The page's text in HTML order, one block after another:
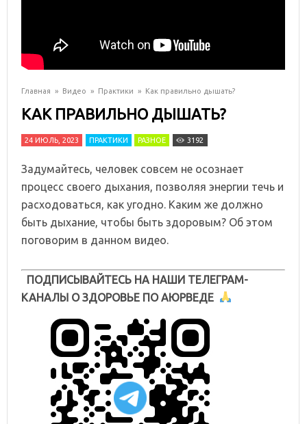
Главная » Видео » Практики » Как правильно дышать?
КАК ПРАВИЛЬНО ДЫШАТЬ?
24 ИЮЛЬ, 2023 ПРАКТИКИ РАЗНОЕ 3192
Задумайтесь, человек совсем не осознает
процесс своего дыхания, позволяя энергии течь и
расходоваться, как угодно. Каким же должно
быть дыхание, чтобы быть здоровым? Об этом
поговорим в данном видео.
ПОДПИСЫВАЙТЕСЬ НА НАШИ ТЕЛЕГРАМ-
КАНАЛЫ О ЗДОРОВЬЕ ПО АЮРВЕДЕ